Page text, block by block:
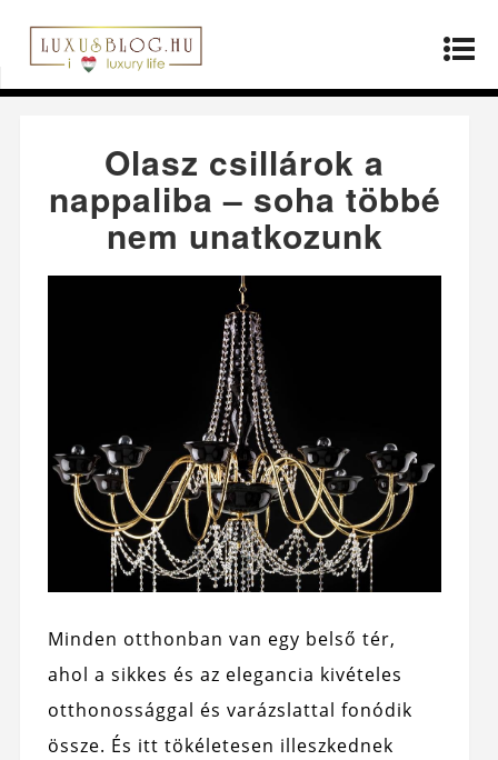
Kezdőlap»Termékek
nappaliba – soha többé nem unatkozunk
Olasz csillárok a
nappaliba – soha többé
nem unatkozunk
Minden otthonban van egy belső tér,
ahol a sikkes és az elegancia kivételes
otthonossággal és varázslattal fonódik
össze. És itt tökéletesen illeszkednek